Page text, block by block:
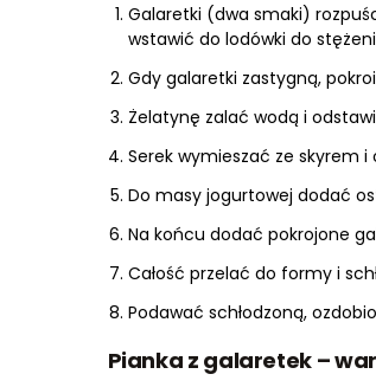
Galaretki (dwa smaki)
wstawić do lodówki do
Gdy galaretki zastygną,
Żelatynę zalać wodą i
Serek wymieszać ze skyrem
Do masy jogurtowej dodać
Na końcu dodać pokrojone
Całość przelać do formy i
Podawać schłodzoną,
Pianka z galaretek –